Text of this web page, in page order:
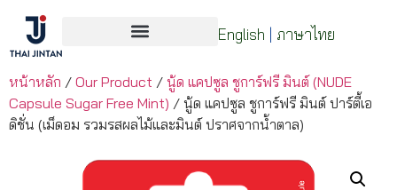
English | ภาษาไทย
หน้าหลัก / Our Product / นู้ด แคปซูล ชูการ์ฟรี มินต์ (NUDE
Capsule Sugar Free Mint) / นู้ด แคปซูล ชูการ์ฟรี มินต์ ปาร์ตี้เอ
ดิชั่น (เม็ดอม รวมรสผลไม้และมินต์ ปราศจากน้ําตาล)